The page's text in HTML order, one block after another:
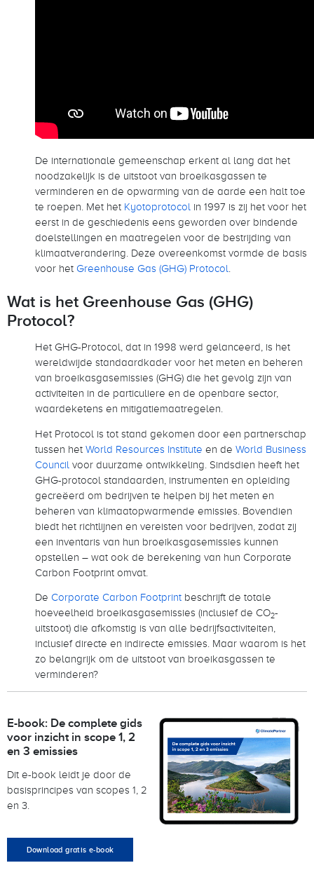
De internationale gemeenschap erkent al lang dat het
noodzakelijk is de uitstoot van broeikasgassen te
verminderen en de opwarming van de aarde een halt toe
te roepen. Met het Kyotoprotocol in 1997 is zij het voor het
eerst in de geschiedenis eens geworden over bindende
doelstellingen en maatregelen voor de bestrijding van
klimaatverandering. Deze overeenkomst vormde de basis
voor het Greenhouse Gas (GHG) Protocol.
Wat is het Greenhouse Gas (GHG)
Protocol?
Het GHG-Protocol, dat in 1998 werd gelanceerd, is het
wereldwijde standaardkader voor het meten en beheren
van broeikasgasemissies (GHG) die het gevolg zijn van
activiteiten in de particuliere en de openbare sector,
waardeketens en mitigatiemaatregelen.
Het Protocol is tot stand gekomen door een partnerschap
tussen hetWorld Resources Institute en de World Business
Councilvoor duurzame ontwikkeling. Sindsdien heeft het
GHG-protocol standaarden, instrumenten en opleiding
gecreëerd om bedrijven te helpen bij het meten en
beheren van klimaatopwarmende emissies. Bovendien
biedt het richtlijnen en vereisten voor bedrijven, zodat zij
een inventaris van hun broeikasgasemissies kunnen
opstellen – wat ook de berekening van hun Corporate
Carbon Footprint omvat.
De Corporate Carbon Footprint beschrijft de totale
hoeveelheid broeikasgasemissies (inclusief de CO2-
uitstoot) die afkomstig is van alle bedrijfsactiviteiten,
inclusief directe en indirecte emissies. Maar waarom is het
zo belangrijk om de uitstoot van broeikasgassen te
verminderen?
E-book: De complete gids
voor inzicht in scope 1, 2
en 3 emissies
Dit e-book leidt je door de
basisprincipes van scopes 1, 2
en 3.
Download gratis e-book